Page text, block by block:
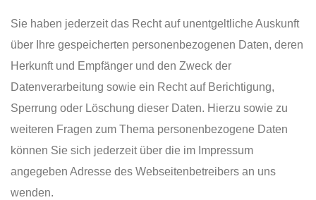
Sie haben jederzeit das Recht auf unentgeltliche Auskunft
über Ihre gespeicherten personenbezogenen Daten, deren
Herkunft und Empfänger und den Zweck der
Datenverarbeitung sowie ein Recht auf Berichtigung,
Sperrung oder Löschung dieser Daten. Hierzu sowie zu
weiteren Fragen zum Thema personenbezogene Daten
können Sie sich jederzeit über die im Impressum
angegeben Adresse des Webseitenbetreibers an uns
wenden.
TELEFON +49 (0) 81 41 - 732 - 9000
EMAIL info@snooze-alling.com
© VILGERTSHOFER LIVING GMBH